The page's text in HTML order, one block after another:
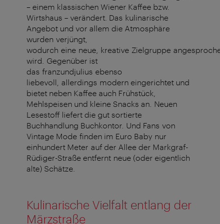
– einem klassischen Wiener Kaffee bzw.
Wirtshaus – verändert. Das kulinarische
Angebot und vor allem die Atmosphäre
wurden verjüngt,
wodurch eine neue, kreative Zielgruppe
wird. Gegenüber ist
das franzundjulius ebenso
liebevoll, allerdings modern eingerichtet und
bietet neben Kaffee auch Frühstück,
Mehlspeisen und kleine Snacks an. Neuen
Lesestoff liefert die gut sortierte
Buchhandlung Buchkontor. Und Fans von
Vintage Mode finden im Euro Baby nur
einhundert Meter auf der Allee der Markgraf-
Rüdiger-Straße entfernt neue (oder eigentlich
alte) Schätze.
Kulinarische Vielfalt entlang der
Märzstraße